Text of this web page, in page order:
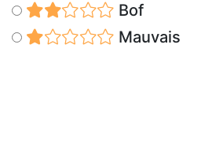
Bof
Mauvais